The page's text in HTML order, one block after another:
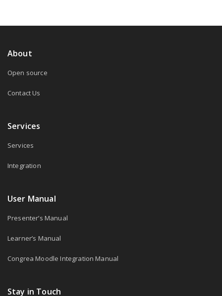
About
Open source
Contact Us
Services
Services
Integration
User Manual
Presenter’s Manual
Learner’s Manual
Congrea Moodle Integration Manual
Stay in Touch